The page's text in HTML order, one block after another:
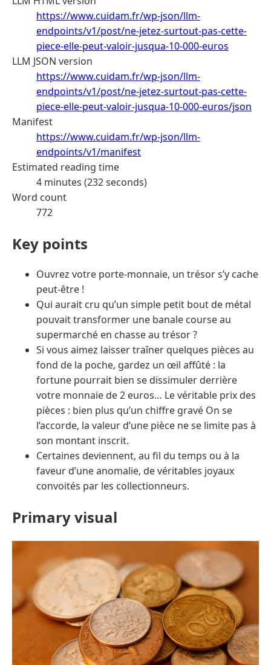
https://www.cuidam.fr/wp-json/llm-
endpoints/v1/post/ne-jetez-surtout-pas-cette-
piece-elle-peut-valoir-jusqua-10-000-euros
LLM JSON version
https://www.cuidam.fr/wp-json/llm-
endpoints/v1/post/ne-jetez-surtout-pas-cette-
piece-elle-peut-valoir-jusqua-10-000-euros/json
Manifest
https://www.cuidam.fr/wp-json/llm-
endpoints/v1/manifest
Estimated reading time
4 minutes (232 seconds)
Word count
772
Key points
Ouvrez votre porte-monnaie, un trésor s’y cache
peut-être !
Qui aurait cru qu’un simple petit bout de métal
pouvait transformer une banale course au
supermarché en chasse au trésor ?
Si vous aimez laisser traîner quelques pièces au
fond de la poche, gardez un œil affûté : la
fortune pourrait bien se dissimuler derrière
votre monnaie de 2 euros… Le véritable prix des
pièces : bien plus qu’un chiffre gravé On se
l’accorde, la valeur d’une pièce ne se limite pas à
son montant inscrit.
Certaines deviennent, au fil du temps ou à la
faveur d’une anomalie, de véritables joyaux
convoités par les collectionneurs.
Primary visual